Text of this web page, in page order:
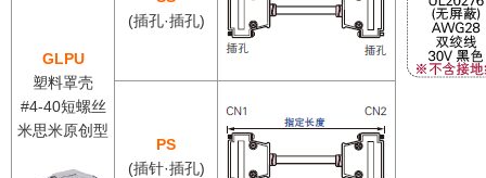
GLPU
塑料罩壳
#4-40短螺丝
米思米原创型
(插孔·插孔)
PS
(插针·插孔)